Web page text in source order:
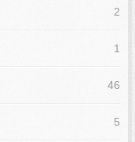
2
1
46
5